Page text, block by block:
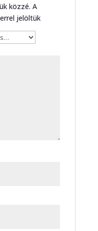
közzé. A
jelöltük